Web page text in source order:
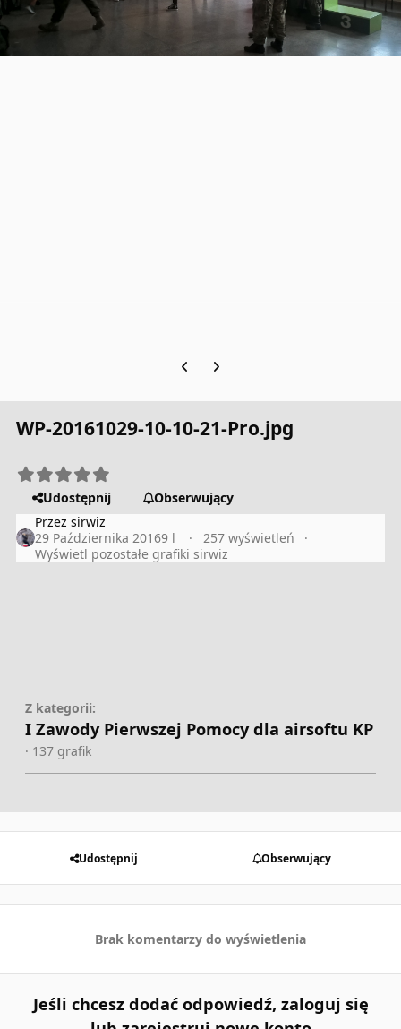
Previous carousel slide
Next carousel slide
WP-20161029-10-10-21-Pro.jpg
Udostępnij
Obserwujący
Przezsirwiz
29 Października 20169 l
257 wyświetleń
Wyświetl pozostałe grafiki sirwiz
Z kategorii:
I Zawody Pierwszej Pomocy dla airsoftu KP
· 137 grafik
Udostępnij Obserwujący
Brak komentarzy do wyświetlenia
Jeśli chcesz dodać odpowiedź, zaloguj się